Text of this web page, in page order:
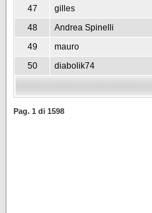
47
gilles
48
Andrea Spinelli
49
mauro
50
diabolik74
Pag. 1 di 1598